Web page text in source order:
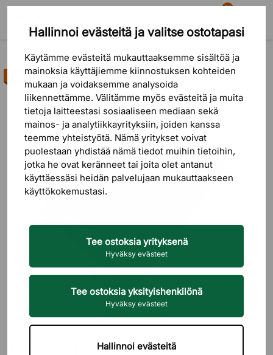
Hallinnoi evästeitä ja valitse ostotapasi
Käytämme evästeitä mukauttaaksemme sisältöä ja
mainoksia käyttäjiemme kiinnostuksen kohteiden
mukaan ja voidaksemme analysoida
liikennettämme. Välitämme myös evästeitä ja muita
tietoja laitteestasi sosiaaliseen mediaan sekä
mainos- ja analytiikkayrityksiin, joiden kanssa
teemme yhteistyötä. Nämä yritykset voivat
puolestaan ​​yhdistää nämä tiedot muihin tietoihin,
jotka he ovat keränneet tai joita olet antanut
käyttäessäsi heidän palvelujaan mukauttaakseen
käyttökokemustasi.
Tee ostoksia yrityksenä
Hyväksy evästeet
Tee ostoksia yksityishenkilönä
Hyväksy evästeet
Hallinnoi evästeitä
Etsi
81
Ostoskori
Myyntihitti
GÖTESSONS